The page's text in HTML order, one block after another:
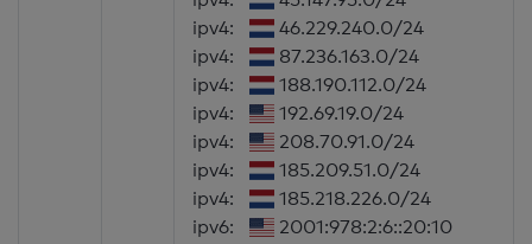
ipv4:
46.229.240.0/24
ipv4:
87.236.163.0/24
ipv4:
188.190.112.0/24
ipv4:
192.69.19.0/24
ipv4:
208.70.91.0/24
ipv4:
185.209.51.0/24
ipv4:
185.218.226.0/24
ipv6:
2001:978:2:6::20:10